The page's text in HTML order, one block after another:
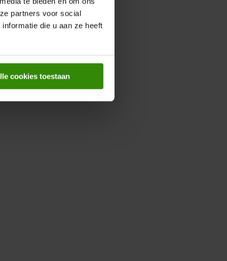
partners voor social
die u aan ze heeft
cookies toestaan
over Regionaal sorteren.